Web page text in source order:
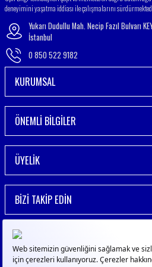
deneyimini yaşatma iddiası ile çalışmalarını
Yukarı Dudullu Mah. Necip Fazıl Bulvarı
İstanbul
0 850 522 9182
KURUMSAL
ÖNEMLİ BİLGİLER
ÜYELİK
BİZİ TAKİP EDİN